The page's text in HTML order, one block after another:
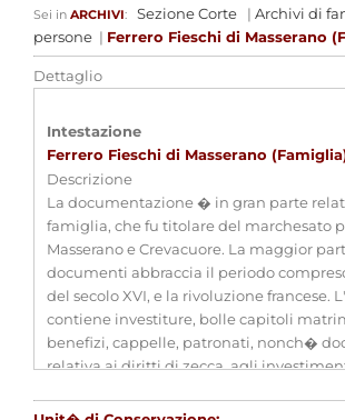
Sei in ARCHIVI: Sezione Corte | Archivi di
persone | Ferrero Fieschi di Masserano
Dettaglio
Intestazione
Ferrero Fieschi di Masserano
Descrizione
La documentazione � in gran parte
famiglia, che fu titolare del marchesato
Masserano e Crevacuore. La maggior
documenti abbraccia il periodo
del secolo XVI, e la rivoluzione francese.
contiene investiture, bolle capitoli
benefizi, cappelle, patronati, nonch�
relativa ai diritti di zecca, agli
anche carte pertinenti alla famiglia